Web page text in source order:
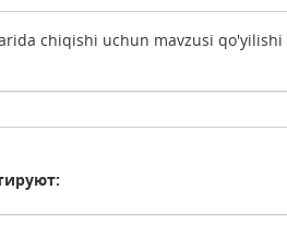
chiqishi uchun mavzusi qo'yilishi